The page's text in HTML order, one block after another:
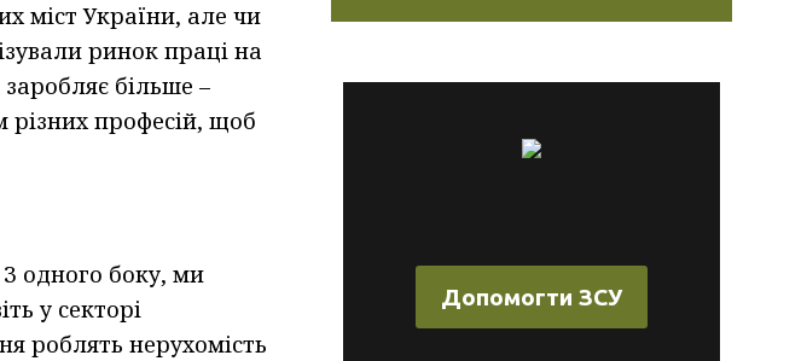
міст України, але чи
ринок праці на
більше –
різних професій, щоб
З одного боку, ми
у секторі
роблять нерухомість
Допомогти ЗСУ